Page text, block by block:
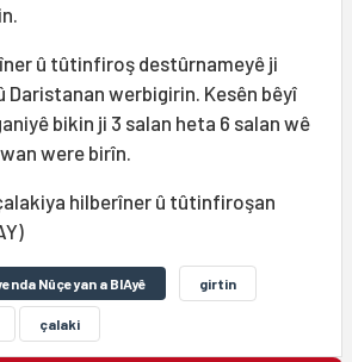
û tûtinfiroş destûrnameyê ji
Daristanan werbigirin. Kesên bêyî
bikin ji 3 salan heta 6 salan wê
were birîn.
hilberîner û tûtinfiroşan
Nûçeyan a BIAyê girtin
çalaki